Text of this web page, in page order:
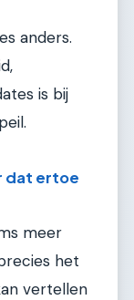
anders.
is bij
dat ertoe
meer
het
vertellen